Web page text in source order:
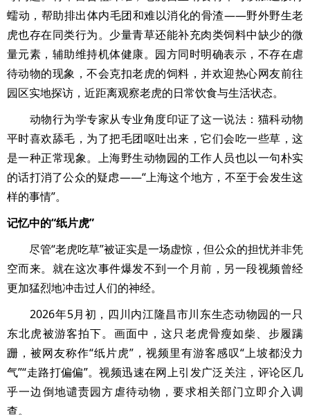
蠕动，帮助排出体内毛团和难以消化的骨渣——野外野生老
虎也存在同类行为。少量青草还能补充肉类饲料中缺少的微
量元素，辅助维持机体健康。园方同时明确表示，不存在虐
待动物的现象，不会克扣老虎的饲料，并欢迎热心网友前往
园区实地探访，近距离观察老虎的日常饮食与生活状态。
动物行为学专家从专业角度印证了这一说法：猫科动物
平时喜欢舔毛，为了把毛团呕吐出来，它们会吃一些草，这
是一种正常现象。上海野生动物园的工作人员也以一句朴实
的话打消了公众的疑虑——“上海这个地方，不至于会发生这
样的事情”。
记忆中的“纸片虎”
尽管“老虎吃草”被证实是一场虚惊，但公众的担忧并非凭
空而来。就在这次事件爆发不到一个月前，另一段视频曾经
更加猛烈地冲击过人们的神经。
2026年5月初，四川内江隆昌市川东生态动物园的一只
东北虎被游客拍下。画面中，这只老虎骨瘦如柴、步履蹒
跚，被网友称作“纸片虎”，视频里有游客感叹“上坡都没力
气”“走路打偏偏”。视频迅速在网上引发广泛关注，评论区几
乎一边倒地谴责园方虐待动物，要求相关部门立即介入调
查。